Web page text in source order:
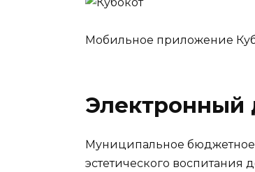
Мобильное приложение
Электронный
Муниципальное бюджетное
эстетического воспитания